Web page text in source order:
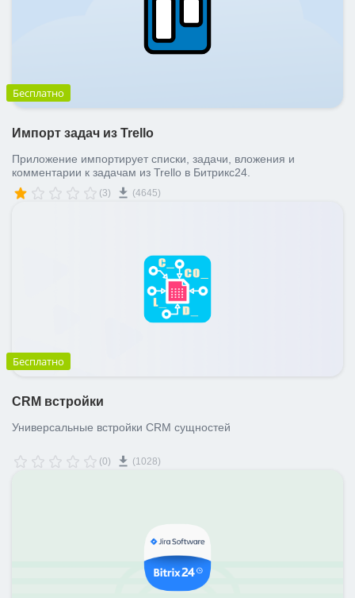
Бесплатно
Импорт задач из Trello
Приложение импортирует списки, задачи, вложения и
комментарии к задачам из Trello в Битрикс24.
(3) (4645)
Бесплатно
CRM встройки
Универсальные встройки CRM сущностей
(0) (1028)